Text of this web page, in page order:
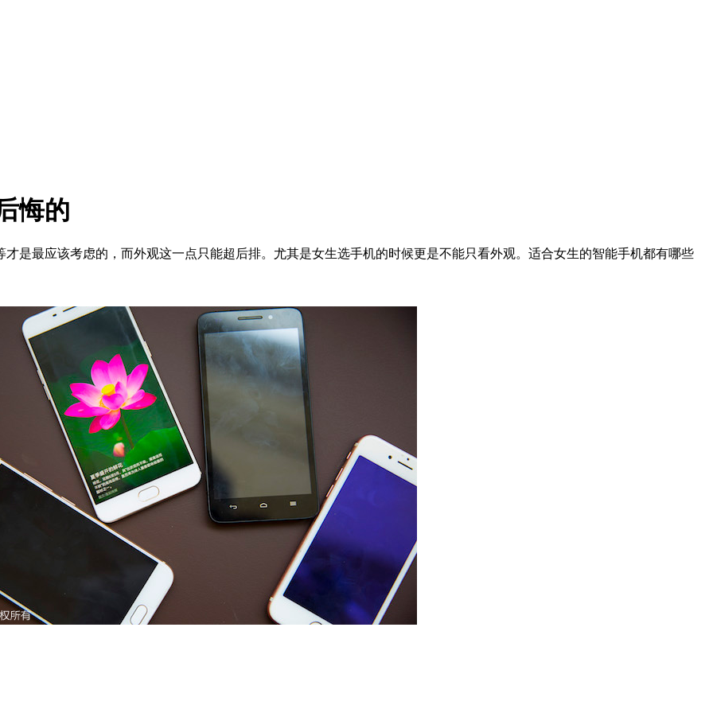
悔的
最应该考虑的，而外观这一点只能超后排。尤其是女生选手机的时候更是不能只看外观。适合女生的智能手机都有哪些